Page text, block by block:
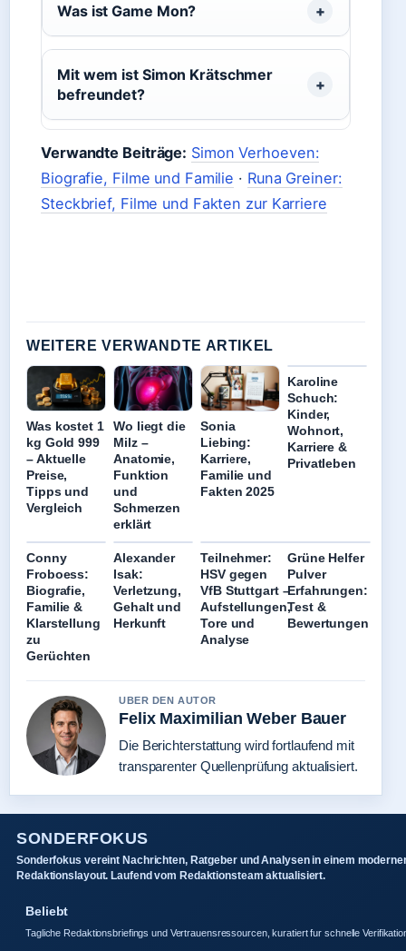
Was ist Game Mon?
Mit wem ist Simon Krätschmer
befreundet?
Verwandte Beiträge: Simon Verhoeven:
Biografie, Filme und Familie · Runa Greiner:
Steckbrief, Filme und Fakten zur Karriere
WEITERE VERWANDTE ARTIKEL
Was kostet 1
kg Gold 999
– Aktuelle
Preise,
Tipps und
Vergleich
Wo liegt die
Milz –
Anatomie,
Funktion
und
Schmerzen
erklärt
Sonia
Liebing:
Karriere,
Familie und
Fakten 2025
Karoline
Schuch:
Kinder,
Wohnort,
Karriere &
Privatleben
Conny
Froboess:
Biografie,
Familie &
Klarstellung
zu
Gerüchten
Alexander
Isak:
Verletzung,
Gehalt und
Herkunft
Teilnehmer:
HSV gegen
VfB Stuttgart –
Aufstellungen,
Tore und
Analyse
Grüne Helfer
Pulver
Erfahrungen:
Test &
Bewertungen
UBER DEN AUTOR
Felix Maximilian Weber Bauer
Die Berichterstattung wird fortlaufend mit
transparenter Quellenprüfung aktualisiert.
SONDERFOKUS
Sonderfokus vereint Nachrichten, Ratgeber und Analysen in einem
Redaktionslayout. Laufend vom Redaktionsteam aktualisiert.
Beliebt
Tagliche Redaktionsbriefings und Vertrauensressourcen, kuratiert fur schnelle